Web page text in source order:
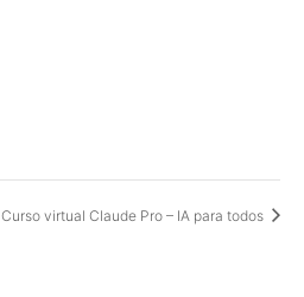
Curso virtual Claude Pro – IA para todos